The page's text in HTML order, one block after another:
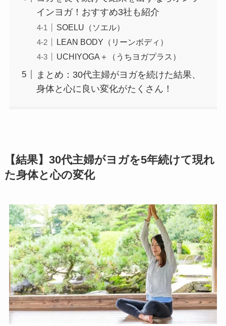
インヨガ！おすすめ3社も紹介
SOELU（ソエル）
LEAN BODY（リーンボディ）
UCHIYOGA＋（うちヨガプラス）
まとめ：30代主婦がヨガを続けた結果、
身体と心に良い変化がたくさん！
【結果】30代主婦がヨガを5年続けて現れ
た身体と心の変化